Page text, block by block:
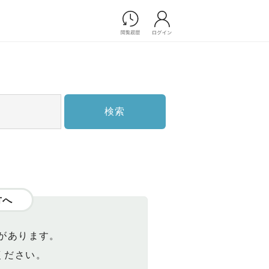
ップ一覧
家族フォト/ペット撮影
検索
へ
あります。
さい。